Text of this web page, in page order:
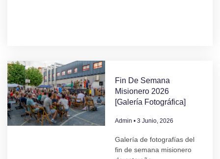
Fin De Semana
Misionero 2026
[Galería Fotográfica]
Admin 3 Junio, 2026
Galería de fotografías del
fin de semana misionero